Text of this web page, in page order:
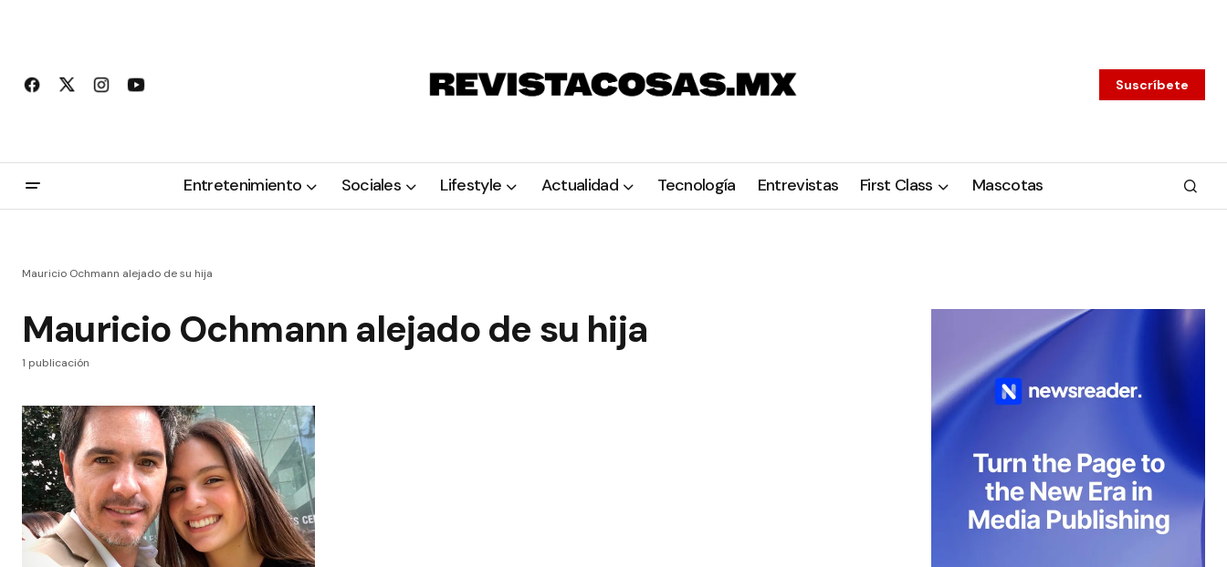
Suscríbete
Entretenimiento Sociales Lifestyle Actualidad Tecnología Entrevistas First Class Mascotas
Mauricio Ochmann alejado de su hija
Mauricio Ochmann alejado de su hija
1 publicación